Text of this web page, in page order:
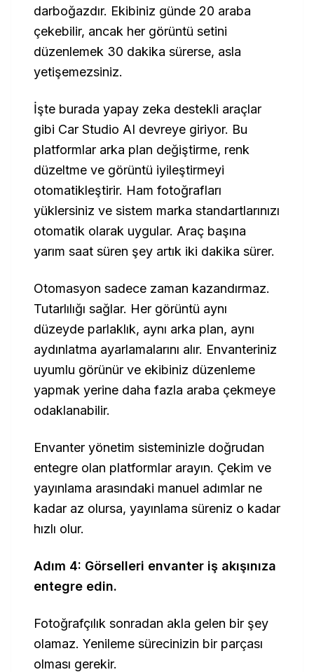
darboğazdır. Ekibiniz günde 20 araba
çekebilir, ancak her görüntü setini
düzenlemek 30 dakika sürerse, asla
yetişemezsiniz.
İşte burada yapay zeka destekli araçlar
gibi Car Studio AI devreye giriyor. Bu
platformlar arka plan değiştirme, renk
düzeltme ve görüntü iyileştirmeyi
otomatikleştirir. Ham fotoğrafları
yüklersiniz ve sistem marka standartlarınızı
otomatik olarak uygular. Araç başına
yarım saat süren şey artık iki dakika sürer.
Otomasyon sadece zaman kazandırmaz.
Tutarlılığı sağlar. Her görüntü aynı
düzeyde parlaklık, aynı arka plan, aynı
aydınlatma ayarlamalarını alır. Envanteriniz
uyumlu görünür ve ekibiniz düzenleme
yapmak yerine daha fazla araba çekmeye
odaklanabilir.
Envanter yönetim sisteminizle doğrudan
entegre olan platformlar arayın. Çekim ve
yayınlama arasındaki manuel adımlar ne
kadar az olursa, yayınlama süreniz o kadar
hızlı olur.
Adım 4: Görselleri envanter iş akışınıza
entegre edin.
Fotoğrafçılık sonradan akla gelen bir şey
olamaz. Yenileme sürecinizin bir parçası
olması gerekir.